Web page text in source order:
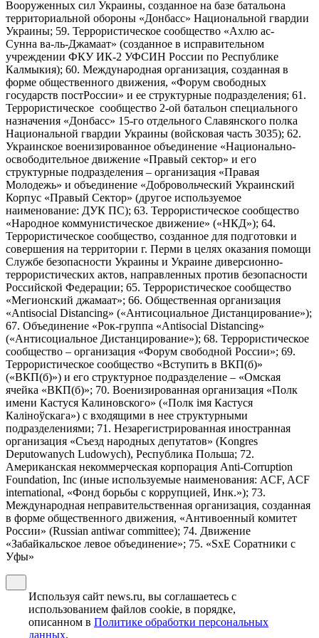
Вооруженных сил Украины, созданное на базе батальона
территориальной обороны «Донбасс» Национальной гвардии
Украины; 59. Террористическое сообщество «Ахлю ас-
Сунна ва-ль-Джамаат» (созданное в исправительном
учреждении ФКУ ИК-2 УФСИН России по Республике
Калмыкия); 60. Международная организация, созданная в
форме общественного движения, «Форум свободных
государств постРоссии» и ее структурные подразделения; 61.
Террористическое сообщество 2-ой батальон специального
назначения «Донбасс» 15-го отдельного Славянского полка
Национальной гвардии Украины (войсковая часть 3035); 62.
Украинское военизированное объединение «Национально-
освободительное движение «Правый сектор» и его
структурные подразделения – организация «Правая
Молодежь» и объединение «Добровольческий Украинский
Корпус «Правый Сектор» (другое используемое
наименование: ДУК ПС); 63. Террористическое сообщество
«Народное коммунистическое движение» («НКД»); 64.
Террористическое сообщество, созданное для подготовки и
совершения на территории г. Перми в целях оказания помощи
Службе безопасности Украины и Украине диверсионно-
террористических актов, направленных против безопасности
Российской Федерации; 65. Террористическое сообщество
«Мегионский джамаат»; 66. Общественная организация
«Antisocial Distancing» («Антисоциальное Дистанцирование»);
67. Объединение «Рок-группа «Antisocial Distancing»
(«Антисоциальное Дистанцирование»); 68. Террористическое
сообщество – организация «Форум свободной России»; 69.
Террористическое сообщество «Вступить в ВКП(б)»
(«ВКП(б)») и его структурное подразделение – «Омская
ячейка «ВКП(б)»; 70. Военизированная организация «Полк
имени Кастуся Калиновского» («Полк iмя Кастуся
Калiноўскага») с входящими в нее структурными
подразделениями; 71. Незарегистрированная иностранная
организация «Съезд народных депутатов» (Kongres
Deputowanych Ludowych), Республика Польша; 72.
Американская некоммерческая корпорация Anti-Corruption
Foundation, Inc (иные используемые наименования: ACF, ACF
international, «Фонд борьбы с коррупцией, Инк.»); 73.
Международная неправительственная организация, созданная
в форме общественного движения, «Антивоенный комитет
России» (Russian antiwar committee); 74. Движение
«Забайкальское левое объединение»; 75. «SxE Соратники с
Уфы»
Используя сайт news.ru, вы соглашаетесь с
использованием файлов cookie, в порядке,
описанном в Политике обработки персональных
данных.